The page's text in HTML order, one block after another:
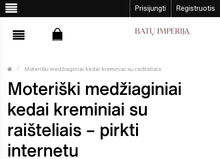
Prisijungti Registruotis
Moteriški medžiaginiai kedai kreminiai su raišteliais
Moteriški medžiaginiai
kedai kreminiai su
raišteliais – pirkti
internetu